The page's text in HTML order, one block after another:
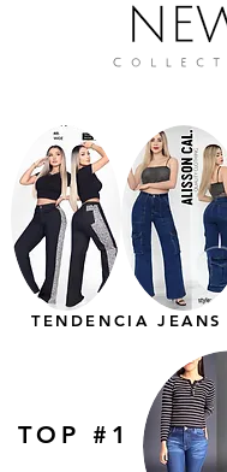
TENDENCIA
TOP #1